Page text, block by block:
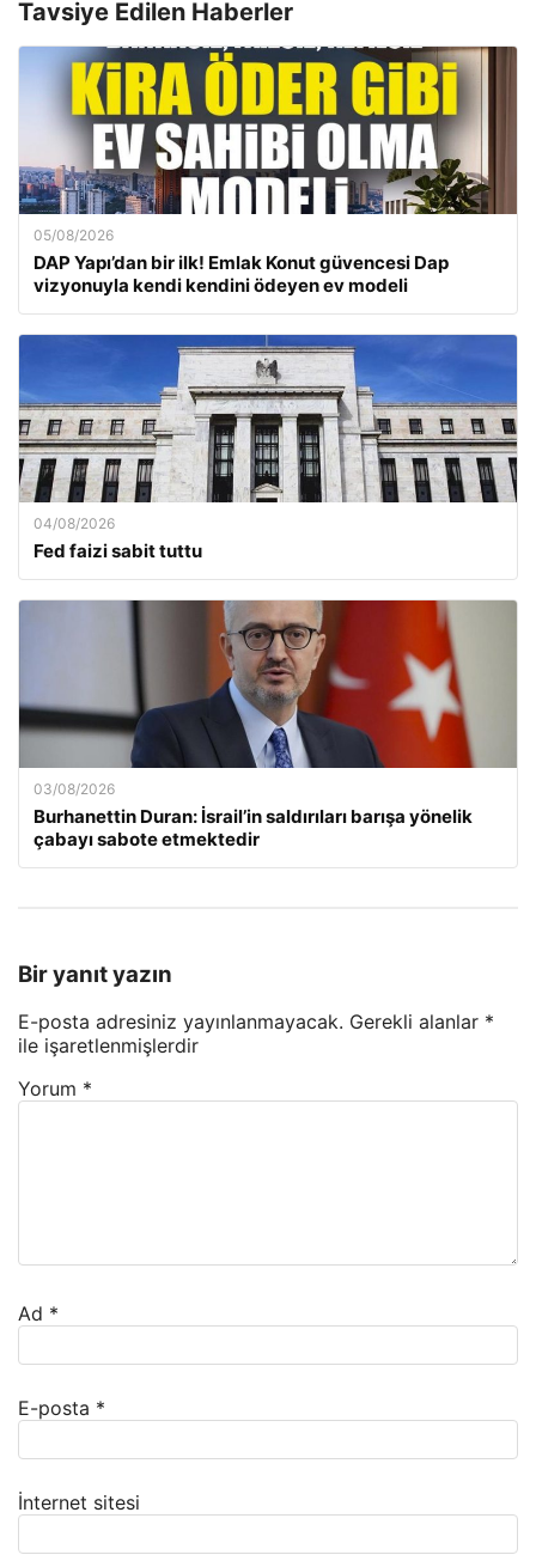
Tavsiye Edilen Haberler
05/08/2026
DAP Yapı’dan bir ilk! Emlak Konut güvencesi Dap
vizyonuyla kendi kendini ödeyen ev modeli
04/08/2026
Fed faizi sabit tuttu
03/08/2026
Burhanettin Duran: İsrail’in saldırıları barışa yönelik
çabayı sabote etmektedir
Bir yanıt yazın
E-posta adresiniz yayınlanmayacak. Gerekli alanlar *
ile işaretlenmişlerdir
Yorum *
Ad *
E-posta *
İnternet sitesi